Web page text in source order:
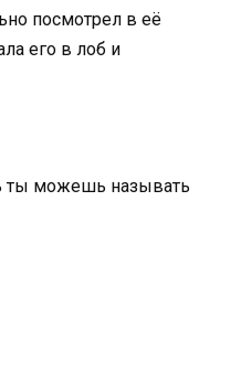
посмотрел в её
его в лоб и
ты можешь называть